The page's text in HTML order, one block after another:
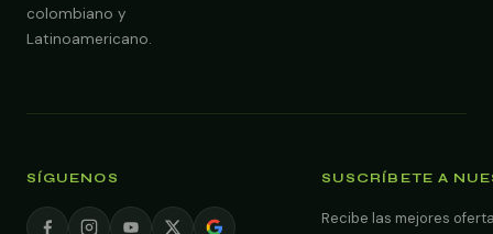
colombiano y
Latinoamericano.
SÍGUENOS SUSCRÍBETE A
Recibe las mejores